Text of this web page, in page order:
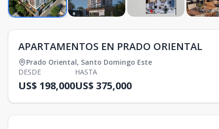
APARTAMENTOS EN PRADO ORIENTAL
Prado Oriental, Santo Domingo Este
DESDE
US$ 198,000
HASTA
US$ 375,000